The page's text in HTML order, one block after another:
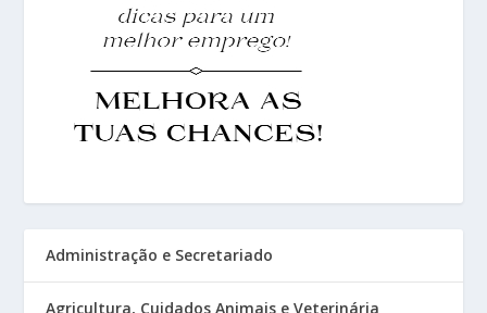
Administração e Secretariado
Agricultura, Cuidados Animais e Veterinária